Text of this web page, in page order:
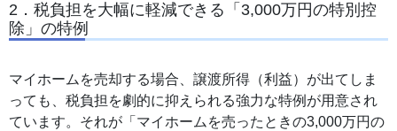
2．税負担を大幅に軽減できる「3,000万円の特別控
除」の特例
マイホームを売却する場合、譲渡所得（利益）が出てしま
っても、税負担を劇的に抑えられる強力な特例が用意され
ています。それが「マイホームを売ったときの3,000万円の